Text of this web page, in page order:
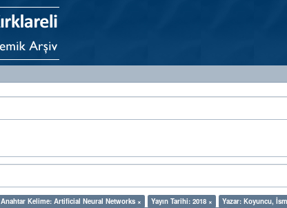
Anahtar Kelime: Artificial Neural Networks × Yayın Tarihi: 2018 × Yazar: Koyuncu,